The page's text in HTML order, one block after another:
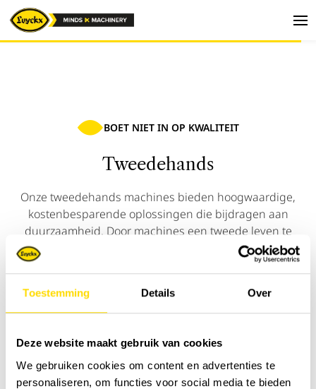
Toestemming Details Over
Deze website maakt gebruik van cookies
We gebruiken cookies om content en advertenties te
personaliseren, om functies voor social media te bieden
BOET NIET IN OP KWALITEIT
Tweedehands
Onze tweedehands machines bieden hoogwaardige,
kostenbesparende oplossingen die bijdragen aan
duurzaamheid. Door machines een tweede leven te
geven, help je je ecologische voetafdruk te verkleinen en
maatschappelijk verantwoord te ondernemen.